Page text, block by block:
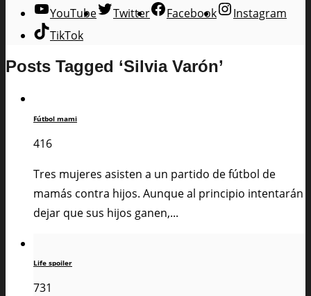
YouTube Twitter Facebook
Instagram
TikTok
Posts Tagged ‘Silvia Varón’
Fútbol mami
416
Tres mujeres asisten a un partido de fútbol de
mamás contra hijos. Aunque al principio intentarán
dejar que sus hijos ganen,...
Life spoiler
731